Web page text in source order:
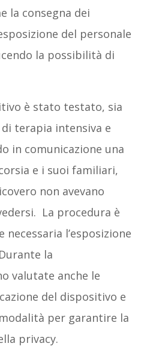
la consegna dei
del personale
la possibilità di
è stato testato, sia
terapia intensiva e
in comunicazione una
e i suoi familiari,
non avevano
La procedura è
necessaria l’esposizione
la
valutate anche le
del dispositivo e
per garantire la
privacy.